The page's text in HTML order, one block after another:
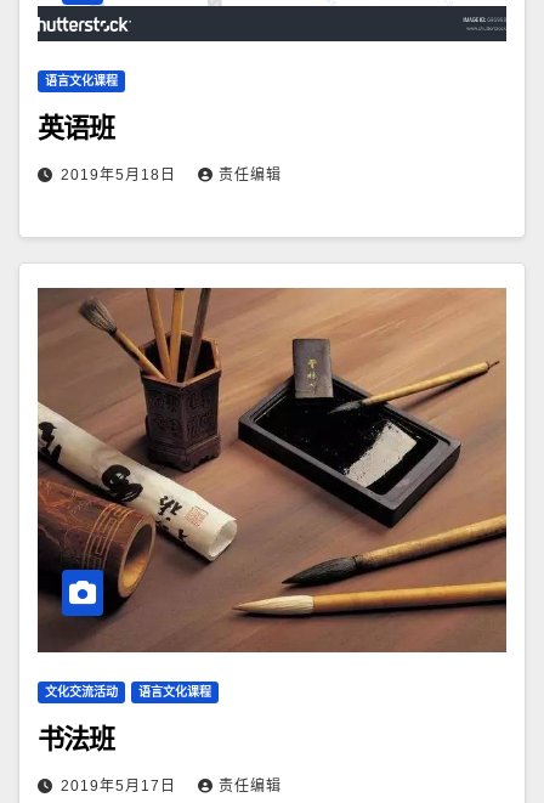
语言文化课程
英语班
2019年5月18日 责任编辑
文化交流活动 语言文化课程
书法班
2019年5月17日 责任编辑